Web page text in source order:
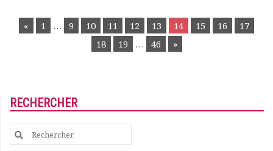
POSTS
NAVIGATION
« 1 … 9 10 11 12 13 14 15 16
17
18
19 … 46 »
RECHERCHER
Search
for: